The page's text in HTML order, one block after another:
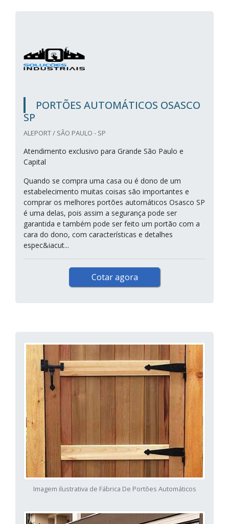
PORTÕES AUTOMÁTICOS OSASCO
SP
ALEPORT / SÃO PAULO - SP
Atendimento exclusivo para Grande São Paulo e
Capital
Quando se compra uma casa ou é dono de um
estabelecimento muitas coisas são importantes e
comprar os melhores portões automáticos Osasco SP
é uma delas, pois assim a segurança pode ser
garantida e também pode ser feito um portão com a
cara do dono, com características e detalhes
espec&iacut...
Cotar agora
Imagem ilustrativa de Fábrica De Portões Automáticos